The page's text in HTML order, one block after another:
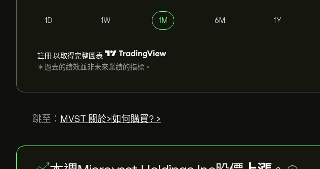
1D 1W 1M 6M 1Y
註冊以取得完整圖表
＊過去的績效並非未來業績的指標。
跳至： MVST 關於>如何購買? >